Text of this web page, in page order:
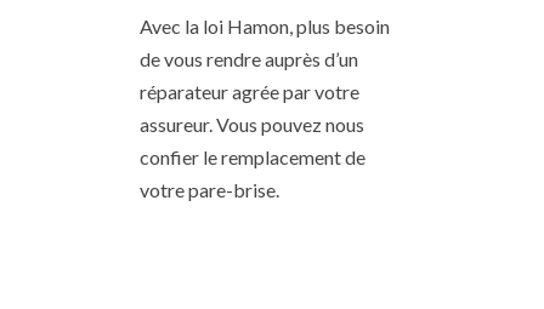
Avec la loi Hamon, plus besoin
de vous rendre auprès d’un
réparateur agrée par votre
assureur. Vous pouvez nous
confier le remplacement de
votre pare-brise.